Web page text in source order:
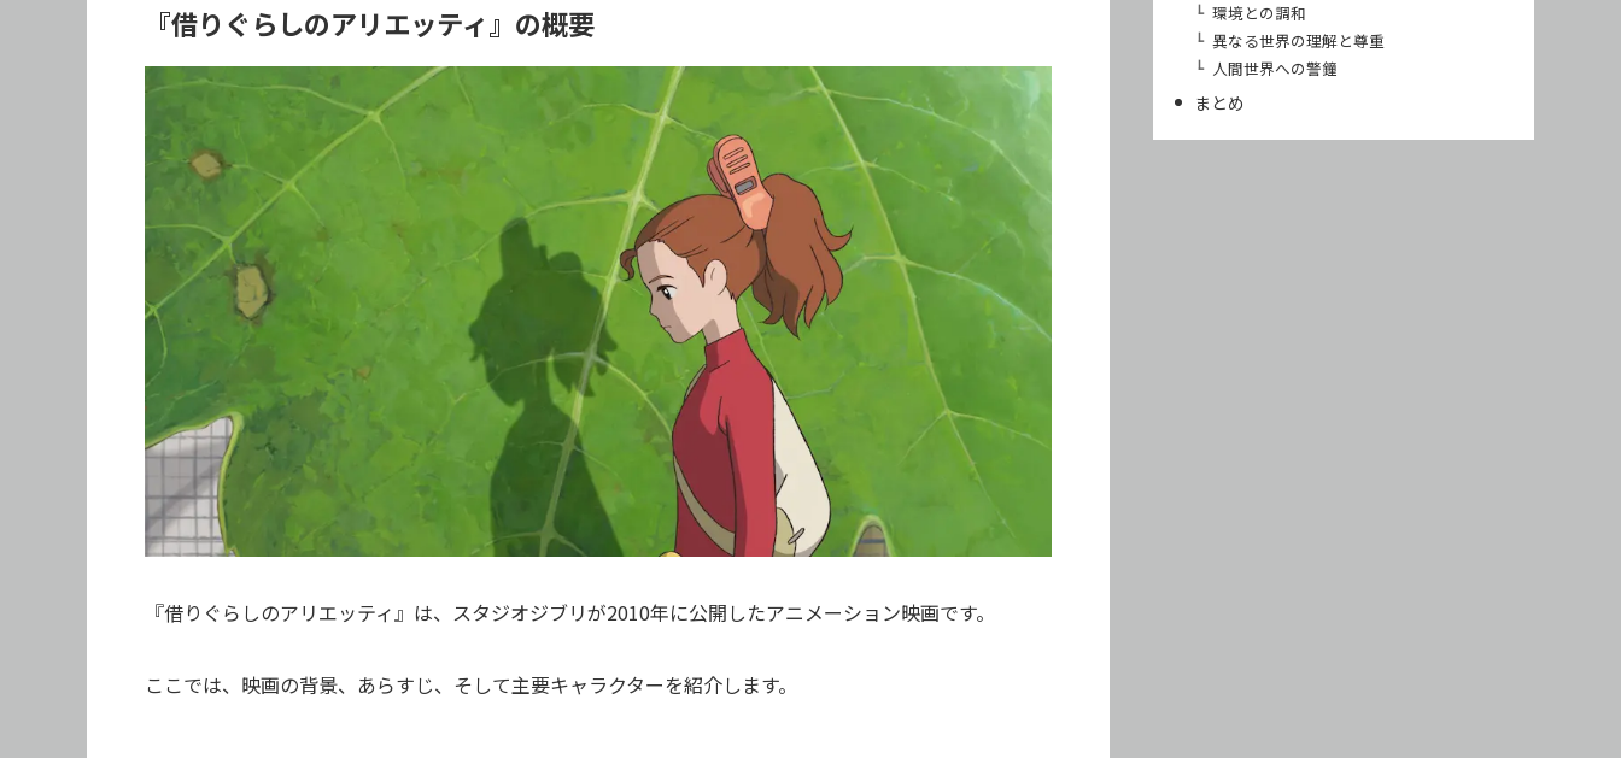
『借りぐらしのアリエッティ』の概要
『借りぐらしのアリエッティ』は、スタジオジブリが2010年に公開したアニメーション映画です。
ここでは、映画の背景、あらすじ、そして主要キャラクターを紹介します。
環境との調和
異なる世界の理解と尊重
人間世界への警鐘
まとめ